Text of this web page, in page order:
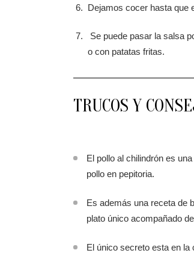
Dejamos cocer hasta que
Se puede pasar la salsa
o con patatas fritas.
TRUCOS Y
El pollo al chilindrón es
pollo en pepitoria.
Es además una receta de
plato único acompañado
El único secreto esta en la